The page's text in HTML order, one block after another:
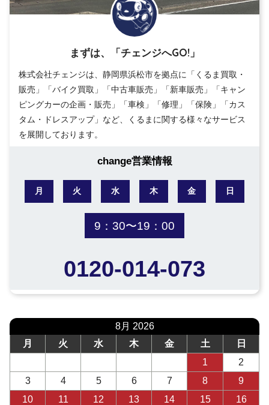
まずは、「チェンジへGO!」
株式会社チェンジは、静岡県浜松市を拠点に「くるま買取・
販売」「バイク買取」「中古車販売」「新車販売」「キャン
ピングカーの企画・販売」「車検」「修理」「保険」「カス
タム・ドレスアップ」など、くるまに関する様々なサービス
を展開しております。
change営業情報
月 火 水 木 金 日
9：30〜19：00
0120-014-073
8月 2026
月
火 水 木 金 土
日
1
2
3
4 5 6 7 8
9
10
11 12 13 14 15
16